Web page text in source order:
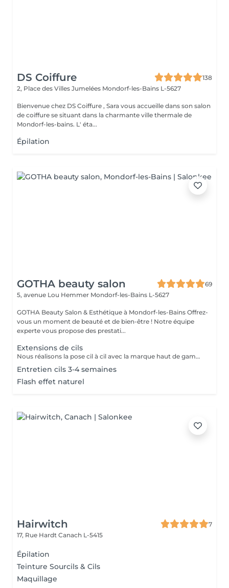
DS Coiffure
138
2, Place des Villes Jumelées Mondorf-les-Bains L-5627
Bienvenue chez DS Coiffure , Sara vous accueille dans son salon
de coiffure se situant dans la charmante ville thermale de
Mondorf-les-bains. L' éta...
Épilation
GOTHA beauty salon
69
5, avenue Lou Hemmer Mondorf-les-Bains L-5627
GOTHA Beauty Salon & Esthétique à Mondorf-les-Bains Offrez-
vous un moment de beauté et de bien-être ! Notre équipe
experte vous propose des prestati...
Extensions de cils
Nous réalisons la pose cil à cil avec la marque haut de gamme London LASH. La technique est effectuée sur mesure en fonction de la forme de vos yeux et de vos envies, afin de vous garantir un service de qualité optimale. Nous prenons bien le temps d'analyser votre regard et d'adapter la courbure, l'épaisseur, et la longueur à votre morphologie. N'hésitez pas à nous contacter pour réserver votre séance et révéler toute la beauté de VOTRE regard!
Entretien cils 3-4 semaines
Flash effet naturel
Hairwitch
7
17, Rue Hardt Canach L-5415
Épilation
Teinture Sourcils & Cils
Maquillage